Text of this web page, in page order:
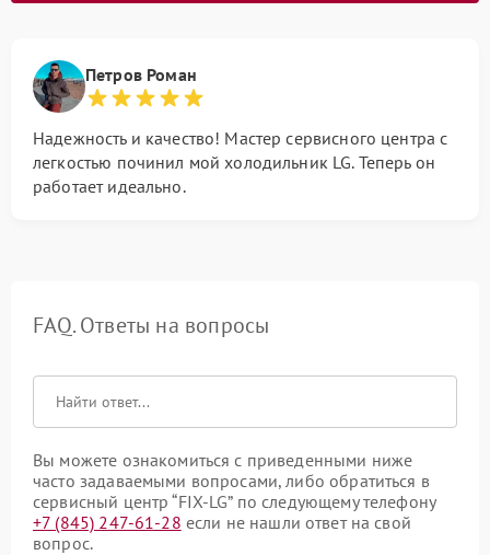
Петров Роман
Надежность и качество! Мастер сервисного центра с
легкостью починил мой холодильник LG. Теперь он
работает идеально.
FAQ. Ответы на вопросы
Вы можете ознакомиться с приведенными ниже
часто задаваемыми вопросами, либо обратиться в
сервисный центр “FIX-LG” по следующему телефону
+7 (845) 247-61-28 если не нашли ответ на свой
вопрос.